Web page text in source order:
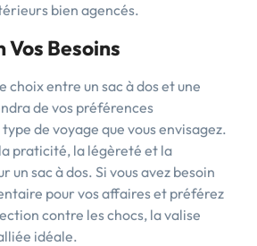
bien agencés.
Vos Besoins
choix entre un sac à dos et une
de vos préférences
de voyage que vous envisagez.
praticité, la légèreté et la
un sac à dos. Si vous avez besoin
pour vos affaires et préférez
contre les chocs, la valise
idéale.